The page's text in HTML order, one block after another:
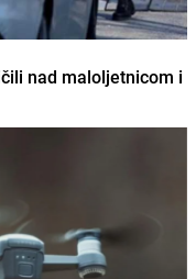
nad maloljetnicom i